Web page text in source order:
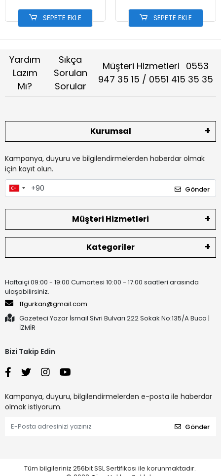
SEPETE EKLE SEPETE EKLE
Yardım
Lazım
Mı?
Sıkça
Sorulan
Sorular
Müşteri Hizmetleri 0553
947 35 15 / 0551 415 35 35
Kurumsal
Kampanya, duyuru ve bilgilendirmelerden haberdar olmak
için kayıt olun.
Gönder
Müşteri Hizmetleri
Kategoriler
Haftaiçi 09:00 - 19:00 Cumartesi 10:00 - 17:00 saatleri arasında
ulaşabilirsiniz.
ffgurkan@gmail.com
Gazeteci Yazar İsmail Sivri Bulvarı 222 Sokak No:135/A Buca |
İZMİR
Bizi Takip Edin
Kampanya, duyuru, bilgilendirmelerden e-posta ile haberdar
olmak istiyorum.
Gönder
Tüm bilgileriniz 256bit SSL Sertifikası ile korunmaktadır.